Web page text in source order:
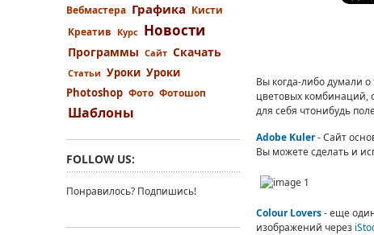
Вы когда-либо думали о
цветовых
для себя чтонибудь
Adobe Kuler- Сайт
Вы можете сделать и
Colour Lovers- еще
изображений через
Вебмастера Графика Кисти
Креатив Курс Новости
Программы Сайт Скачать
Статьи Уроки Уроки
Photoshop Фото Фотошоп
Шаблоны
FOLLOW US:
Понравилось? Подпишись!